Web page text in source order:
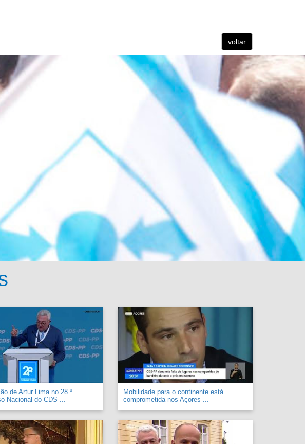
voltar
de Artur Lima no 28 º
Nacional do CDS ...
Mobilidade para o continente está
comprometida nos Açores ...